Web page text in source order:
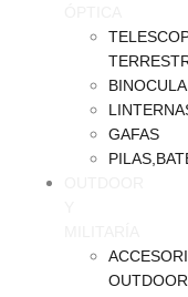
GAFAS
OUTDOOR